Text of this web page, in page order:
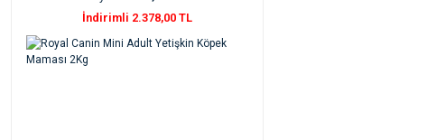
İndirimli 2.378,00 TL